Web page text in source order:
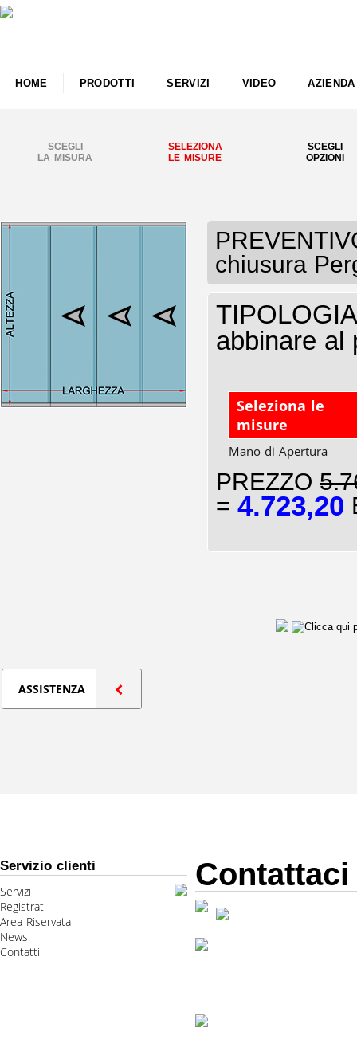
HOME PRODOTTI SERVIZI VIDEO AZIENDA
SCEGLI
LA MISURA
SELEZIONA
LE MISURE
SCEGLI
OPZIONI
chiusura
abbinare al
Seleziona le
misure
Mano di Apertura
PREZZO
=4.723,20
ASSISTENZA
Servizio clienti
Servizi
Registrati
Area Riservata
News
Contatti
Contattaci